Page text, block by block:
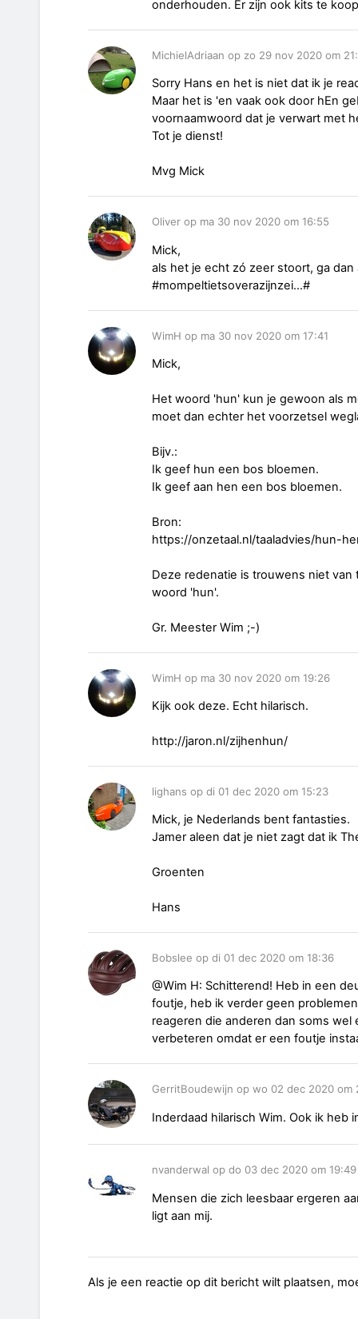
onderhouden. Er zijn ook kits te
MichielAdriaan op zo 29 nov 2020 om
Sorry Hans en het is niet dat ik je
Maar het is 'en vaak ook door hEn
voornaamwoord dat je verwart met
Tot je dienst!
Mvg Mick
Oliver op ma 30 nov 2020 om 16:55
Mick,
als het je echt zó zeer stoort, ga
#mompeltietsoverazijnzei...#
WimH op ma 30 nov 2020 om 17:41
Mick,
Het woord 'hun' kun je gewoon als
moet dan echter het voorzetsel
Bijv.:
Ik geef hun een bos bloemen.
Ik geef aan hen een bos bloemen.
Bron:
https://onzetaal.nl/taaladvies/hun-
Deze redenatie is trouwens niet
woord 'hun'.
Gr. Meester Wim ;-)
WimH op ma 30 nov 2020 om 19:26
Kijk ook deze. Echt hilarisch.
http://jaron.nl/zijhenhun/
lighans op di 01 dec 2020 om 15:23
Mick, je Nederlands bent fantasties.
Jamer aleen dat je niet zagt dat ik
Groenten
Hans
Bobslee op di 01 dec 2020 om 18:36
@Wim H: Schitterend! Heb in een
foutje, heb ik verder geen
reageren die anderen dan soms
verbeteren omdat er een foutje
GerritBoudewijn op wo 02 dec 2020 om
Inderdaad hilarisch Wim. Ook ik
nvanderwal op do 03 dec 2020 om 19:49
Mensen die zich leesbaar ergeren
ligt aan mij.
Als je een reactie op dit bericht wilt plaatsen,